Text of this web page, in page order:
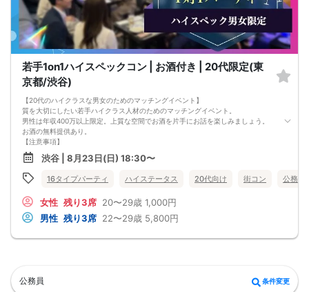
若手1on1ハイスペックコン | お酒付き | 20代限定(東
京都/渋谷)
【20代のハイクラスな男女のためのマッチングイベント】
質を大切にしたい若手ハイクラス人材のためのマッチングイベント。
男性は年収400万以上限定。上質な空間でお酒を片手にお話を楽しみましょう。
お酒の無料提供あり。
【注意事項】
■当日の持ち物
・公的身分証明書 ※ご提示いただけない方はご参加いただけません
■留意事項
・最善を尽くしておりますが、やむを得ない事情（ご予約者様の当日キャンセル
交通費等の補償は致しかねますのであらかじめご了承ください。
・当日は時間に余裕をもってお越しください。10分以上の遅刻はご参加をお断り
する場合がございます。
パーティ開始2時間前まで
■飲食
渋谷 | 8月23日(日) 18:30〜
16タイプパーティ ハイステータス 20代向け 街コン 公務員
女性 残り3席 20〜29歳 1,000円
男性 残り3席 22〜29歳 5,800円
公務員 条件変更